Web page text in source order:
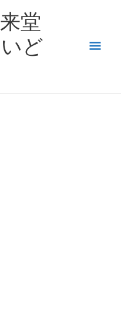
堂
ど
メ